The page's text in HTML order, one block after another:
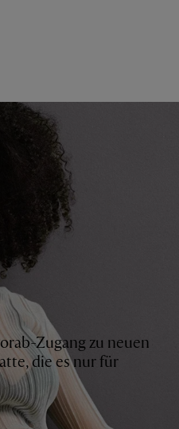
Zugang zu neuen
die es nur für